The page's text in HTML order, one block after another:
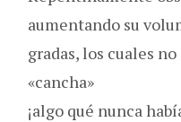
aumentando su
gradas, los cuales
«cancha»
¡algo qué nunca